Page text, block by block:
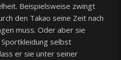
Beispielsweise zwingt
den Takao seine Zeit nach
muss. Oder aber sie
selbst
er sie unter seiner